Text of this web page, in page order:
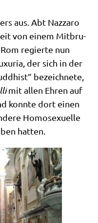
aus. Abt Naz­z­aro
von einem Mit­bru­
regier­te nun
der sich in der
bezeich­ne­te,
mit allen Ehren auf
konn­te dort einen
Homo­se­xu­el­le
hatten.